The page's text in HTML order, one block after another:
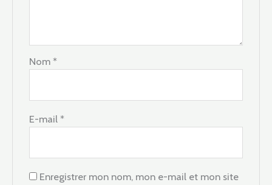
Nom*
E-mail*
Enregistrer mon nom, mon e-mail et mon site